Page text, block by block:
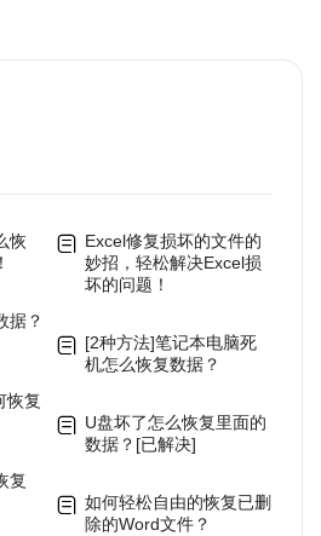
恢
据？
恢复
复
Excel修复损坏的文件的
妙招，轻松解决Excel损
坏的问题！
[2种方法]笔记本电脑死
机怎么恢复数据？
U盘坏了怎么恢复里面的
数据？[已解决]
如何轻松自由的恢复已删
除的Word文件？